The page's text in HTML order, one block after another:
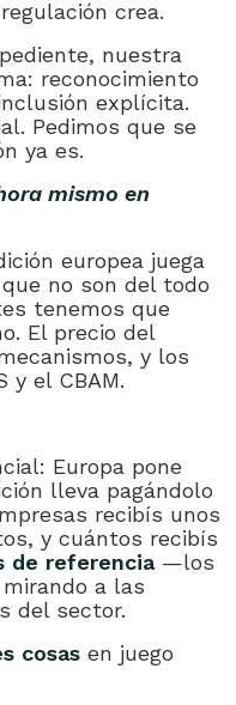
crea.
nuestra
reconocimiento
explícita.
Pedimos que se
ya es.
mismo en
europea juega
no son del todo
tenemos que
El precio del
y los
y el CBAM.
Europa pone
lleva pagándolo
recibís unos
y cuántos recibís
de referencia —los
a las
del sector.
cosas en juego